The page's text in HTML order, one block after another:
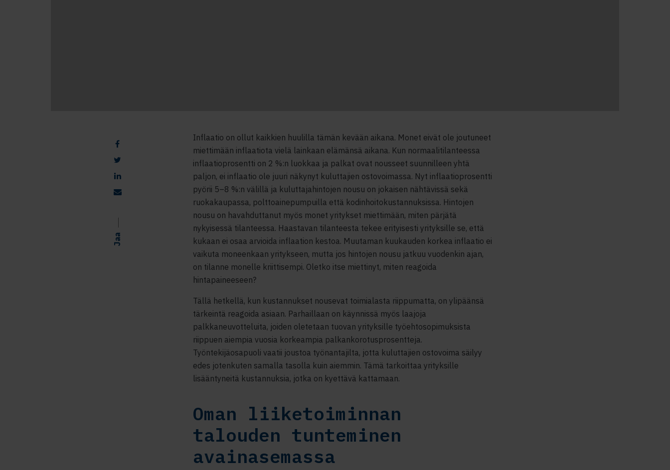
Inflaatio on ollut kaikkien huulilla tämän kevään aikana. Monet eivät ole joutuneet
miettimään inflaatiota vielä lainkaan elämänsä aikana. Kun normaalitilanteessa
inflaatioprosentti on 2 %:n luokkaa ja palkat ovat nousseet suunnilleen yhtä
paljon, ei inflaatio ole juuri näkynyt kuluttajien ostovoimassa. Nyt inflaatioprosentti
pyörii 5–8 %:n välillä ja kuluttajahintojen nousu on jokaisen nähtävissä sekä
ruokakaupassa, polttoainepumpuilla että kodinhoitokustannuksissa. Hintojen
nousu on havahduttanut myös monet yritykset miettimään, miten pärjätä
nykyisessä tilanteessa. Haastavan tilanteesta tekee erityisesti yrityksille se, että
kukaan ei osaa arvioida inflaation kestoa. Muutaman kuukauden korkea inflaatio ei
vaikuta moneenkaan yritykseen, mutta jos hintojen nousu jatkuu vuodenkin ajan,
on tilanne monelle kriittisempi. Oletko itse miettinyt, miten reagoida
hintapaineeseen?
Tällä hetkellä, kun kustannukset nousevat toimialasta riippumatta, on ylipäänsä
tärkeintä reagoida asiaan. Parhaillaan on käynnissä myös laajoja
palkkaneuvotteluita, joiden oletetaan tuovan yrityksille työehtosopimuksista
riippuen aiempia vuosia korkeampia palkankorotusprosentteja.
Työntekijäosapuoli vaatii joustoa työnantajilta, jotta kuluttajien ostovoima säilyy
edes jotenkuten samalla tasolla kuin aiemmin. Tämä tarkoittaa yrityksille
lisääntyneitä kustannuksia, jotka on kyettävä kattamaan.
Oman liiketoiminnan
talouden tunteminen
avainasemassa
Jaa